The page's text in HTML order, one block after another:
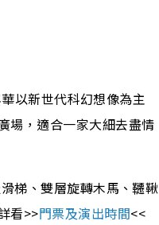
以新世代科幻想像為主
場，適合一家大細去盡情
梯、雙層旋轉木馬、韆鞦
看>>門票及演出時間<<